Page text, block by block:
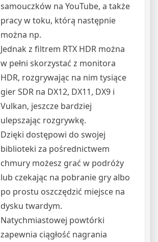
samouczków na YouTube, a także
pracy w toku, którą następnie
można np.
Jednak z filtrem RTX HDR można
w pełni skorzystać z monitora
HDR, rozgrywając na nim tysiące
gier SDR na DX12, DX11, DX9 i
Vulkan, jeszcze bardziej
ulepszając rozgrywkę.
Dzięki dostępowi do swojej
biblioteki za pośrednictwem
chmury możesz grać w podróży
lub czekając na pobranie gry albo
po prostu oszczędzić miejsce na
dysku twardym.
Natychmiastowej powtórki
zapewnia ciągłość nagrania